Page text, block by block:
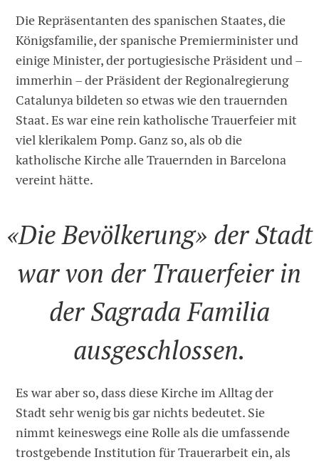
Die Repräsentanten des spanischen Staates, die
Königsfamilie, der spanische Premierminister und
einige Minister, der portugiesische Präsident und –
immerhin – der Präsident der Regionalregierung
Catalunya bildeten so etwas wie den trauernden
Staat. Es war eine rein katholische Trauerfeier mit
viel klerikalem Pomp. Ganz so, als ob die
katholische Kirche alle Trauernden in Barcelona
vereint hätte.
«Die Bevölkerung» der Stadt
war von der Trauerfeier in
der Sagrada Familia
ausgeschlossen.
Es war aber so, dass diese Kirche im Alltag der
Stadt sehr wenig bis gar nichts bedeutet. Sie
nimmt keineswegs eine Rolle als die umfassende
trostgebende Institution für Trauerarbeit ein, als